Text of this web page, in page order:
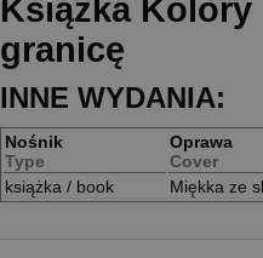
Książka Kolory
granicę
INNE WYDANIA:
Nośnik
Type
Oprawa
Cover
książka / book
Miękka ze